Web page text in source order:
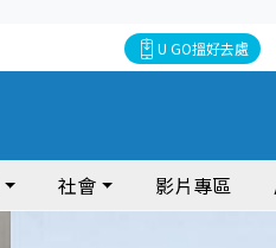
U GO搵好去處
社會 影片專區